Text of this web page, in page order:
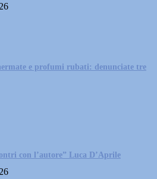
e profumi rubati: denunciate tre
con l’autore” Luca D’Aprile